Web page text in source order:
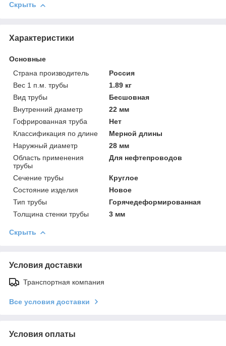
Скрыть
Характеристики
Основные
Страна производитель
Россия
Вес 1 п.м. трубы
1.89 кг
Вид трубы
Бесшовная
Внутренний диаметр
22 мм
Гофрированная труба
Нет
Классификация по длине
Мерной длины
Наружный диаметр
28 мм
Область применения
трубы
Для нефтепроводов
Сечение трубы
Круглое
Состояние изделия
Новое
Тип трубы
Горячедеформированная
Толщина стенки трубы
3 мм
Скрыть
Условия доставки
Транспортная компания
Все условия доставки
Условия оплаты